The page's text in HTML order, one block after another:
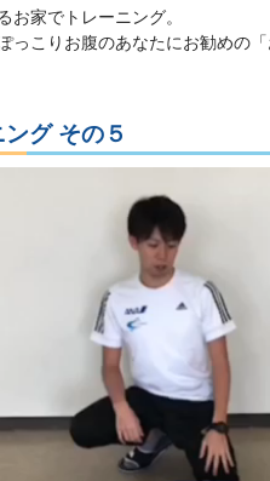
お家でトレーニング。
っこりお腹のあなたにお勧めの「
グ その５